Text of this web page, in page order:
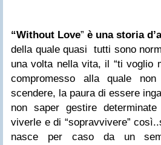
“Without Love” è una storia
della quale quasi tutti sono
una volta nella vita, il “ti voglio
compromesso alla quale
scendere, la paura di essere
non saper gestire
viverle e di “sopravvivere”
nasce per caso da un